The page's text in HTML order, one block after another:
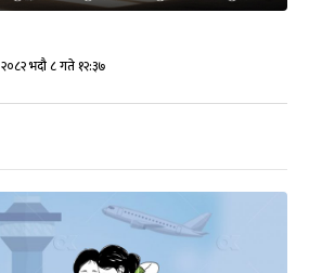
२०८२ भदौ ८ गते १२:३७